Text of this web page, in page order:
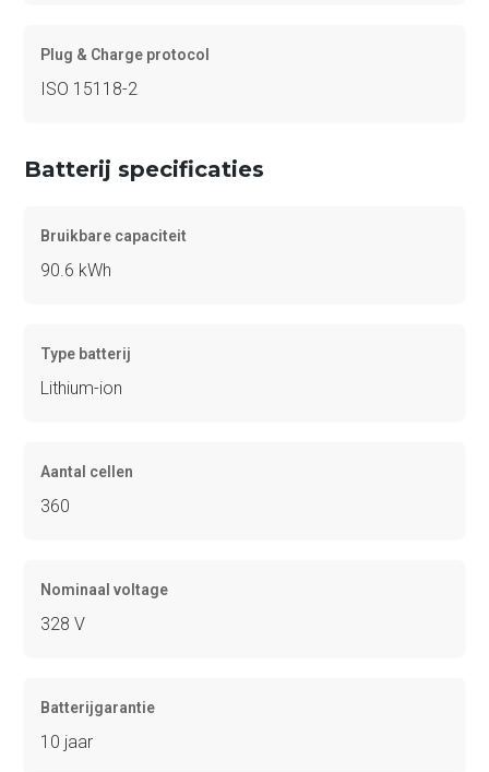
Plug & Charge protocol
ISO 15118-2
Batterij specificaties
Bruikbare capaciteit
90.6 kWh
Type batterij
Lithium-ion
Aantal cellen
360
Nominaal voltage
328 V
Batterijgarantie
10 jaar